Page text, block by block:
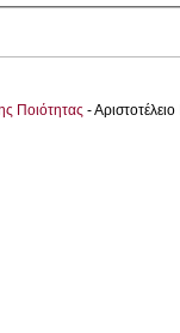
Ποιότητας -